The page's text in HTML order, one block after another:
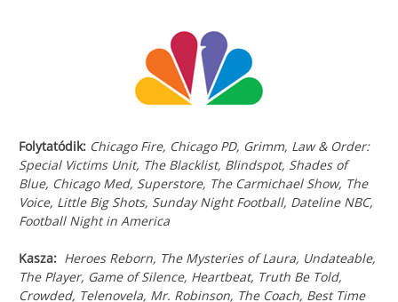
Folytatódik: Chicago Fire, Chicago PD, Grimm, Law & Order:
Special Victims Unit, The Blacklist, Blindspot, Shades of
Blue, Chicago Med, Superstore, The Carmichael Show, The
Voice, Little Big Shots, Sunday Night Football, Dateline NBC,
Football Night in America
Kasza: Heroes Reborn, The Mysteries of Laura, Undateable,
The Player, Game of Silence, Heartbeat, Truth Be Told,
Crowded, Telenovela, Mr. Robinson, The Coach, Best Time